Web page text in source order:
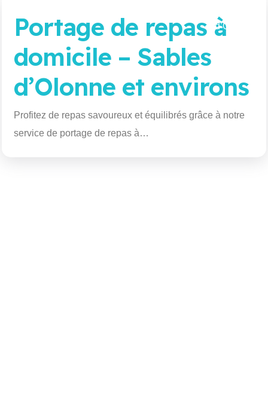
Portage de repas à
domicile – Sables
d’Olonne et environs
Profitez de repas savoureux et équilibrés grâce à notre
service de portage de repas à…